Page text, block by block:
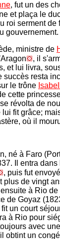
, fut un des
et plaça le
roi serment de
gouvernement.
ministre de
, il
et lui livra,
succès resta
le trône
cette
révolta de
fit grâce;
où il
né à Faro
Il entra dans
, puis fut
de vingt
à Rio de
de Goyaz
un court
à Rio pour
avec
obtint un